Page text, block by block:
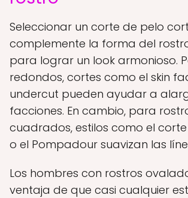
Seleccionar un corte de pelo
complemente la forma del
para lograr un look armonioso.
redondos, cortes como el skin
undercut pueden ayudar a
facciones. En cambio, para
cuadrados, estilos como el
o el Pompadour suavizan las
Los hombres con rostros
ventaja de que casi cualquier